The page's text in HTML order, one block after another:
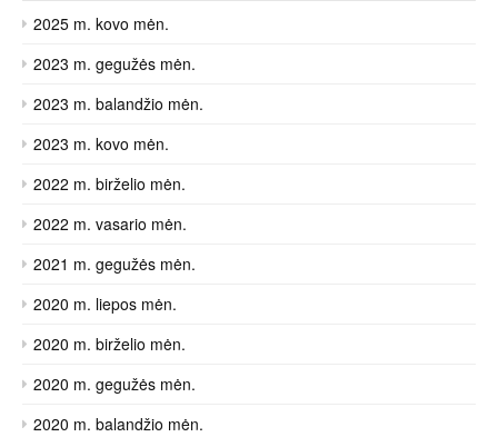
2025 m. kovo mėn.
2023 m. gegužės mėn.
2023 m. balandžio mėn.
2023 m. kovo mėn.
2022 m. birželio mėn.
2022 m. vasario mėn.
2021 m. gegužės mėn.
2020 m. liepos mėn.
2020 m. birželio mėn.
2020 m. gegužės mėn.
2020 m. balandžio mėn.